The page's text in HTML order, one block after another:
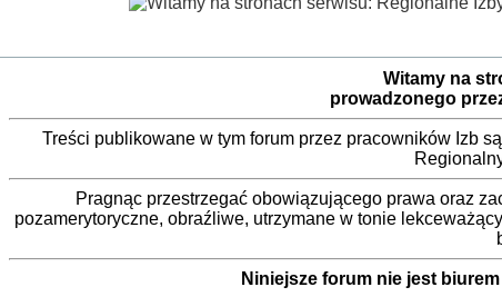
Witamy na
prowadzonego
Treści publikowane w tym forum przez pracowników Izb
Pragnąc przestrzegać obowiązującego prawa oraz
pozamerytoryczne, obraźliwe, utrzymane w tonie
Niniejsze forum nie jest